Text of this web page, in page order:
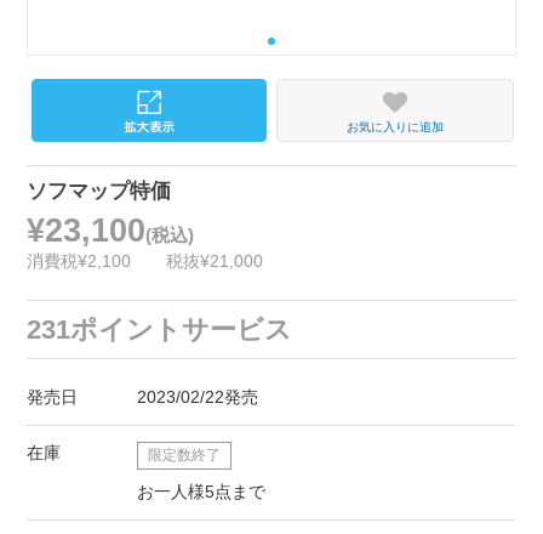
お気に入りに追加
ソフマップ特価
¥23,100(税込)
消費税¥2,100 税抜¥21,000
231ポイントサービス
発売日 2023/02/22発売
在庫 限定数終了
お一人様5点まで